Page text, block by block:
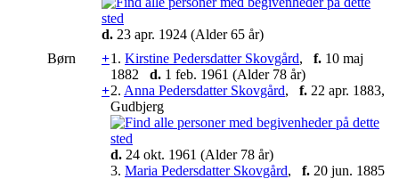
d. 23 apr. 1924 (Alder 65 år)
Børn
+1. Kirstine Pedersdatter Skovgård, f. 10 maj
1882 d. 1 feb. 1961 (Alder 78 år)
+2. Anna Pedersdatter Skovgård, f. 22 apr. 1883,
Gudbjerg
d. 24 okt. 1961 (Alder 78 år)
3. Maria Pedersdatter Skovgård, f. 20 jun. 1885